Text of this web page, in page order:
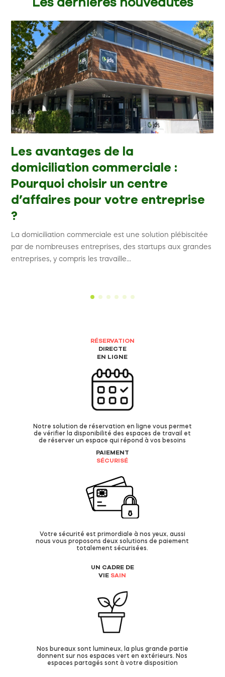
Les avantages de la
domiciliation commerciale :
Pourquoi choisir un centre
d’affaires pour votre entreprise
?
La domiciliation commerciale est une solution plébiscitée
par de nombreuses entreprises, des startups aux grandes
entreprises, y compris les travaille...
RÉSERVATION
DIRECTE
EN LIGNE
Notre solution de réservation en ligne vous permet
de vérifier la disponibilité des espaces de travail et
de réserver un espace qui répond à vos besoins
PAIEMENT
SÉCURISÉ
Votre sécurité est primordiale à nos yeux, aussi
nous vous proposons deux solutions de paiement
totalement sécurisées.
UN CADRE DE
VIE SAIN
Nos bureaux sont lumineux, la plus grande partie
donnent sur nos espaces vert en extérieurs. Nos
espaces partagés sont à votre disposition